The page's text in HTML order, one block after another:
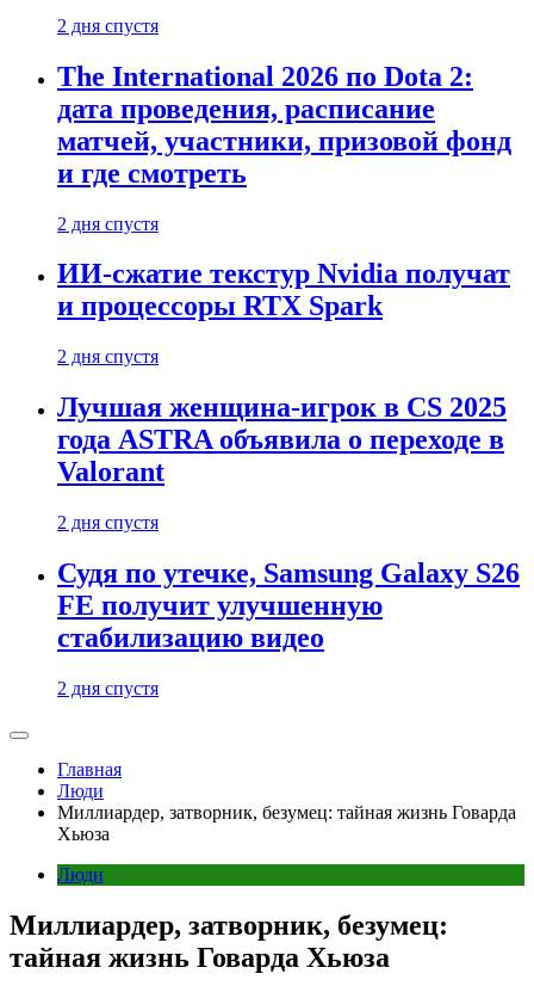
2 дня спустя
The International 2026 по Dota 2:
дата проведения, расписание
матчей, участники, призовой фонд
и где смотреть
2 дня спустя
ИИ-сжатие текстур Nvidia получат
и процессоры RTX Spark
2 дня спустя
Лучшая женщина-игрок в CS 2025
года ASTRA объявила о переходе в
Valorant
2 дня спустя
Судя по утечке, Samsung Galaxy S26
FE получит улучшенную
стабилизацию видео
2 дня спустя
Главная
Люди
Миллиардер, затворник, безумец: тайная жизнь Говарда
Хьюза
Люди
Миллиардер, затворник, безумец:
тайная жизнь Говарда Хьюза